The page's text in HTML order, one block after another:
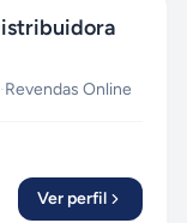
·Revendas Online
Ver perfil